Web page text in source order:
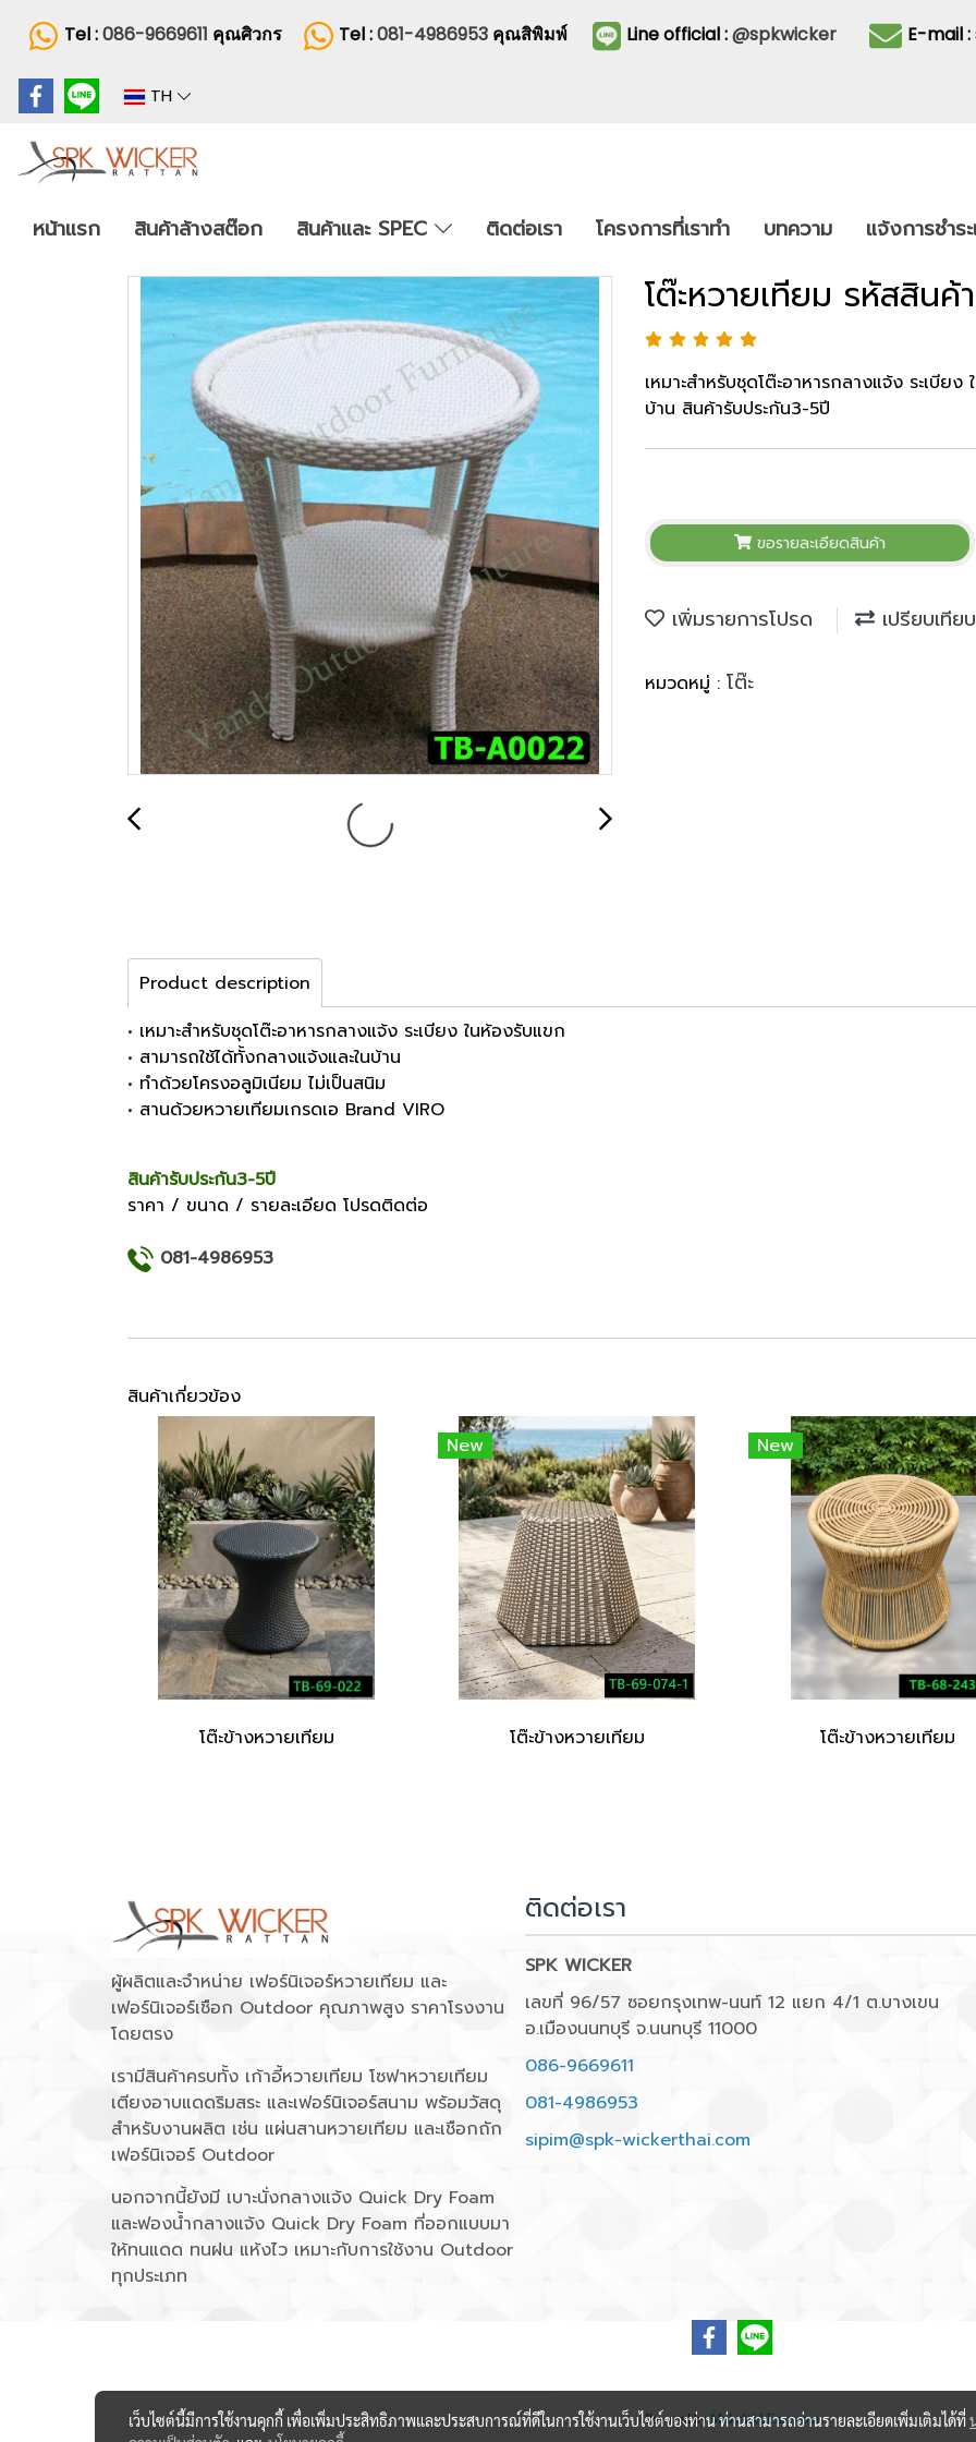
Tel :086-9669611 คุณศิวกร Tel :081-4986953 คุณสิพิมพ์ Line official :@spkwicker E-mail
TH
หน้าแรก สินค้าล้างสต๊อก สินค้าและ SPEC ติดต่อเรา โครงการที่เราทำ บทความ แจ้งการชำร
โต๊ะหวายเทียม รหัสสิน
เหมาะสำหรับชุดโต๊ะอาหารกลางแจ้ง ระเบีย
บ้าน สินค้ารับประกัน3-5ปี
ขอรายละเอียดสินค้า
เพิ่มรายการโปรด เปรียบเทียบ
หมวดหมู่ : โต๊ะ
Product description
• เหมาะสำหรับชุดโต๊ะอาหารกลางแจ้ง ระเบียง ในห้องรับแขก
• สามารถใช้ได้ทั้งกลางแจ้งและในบ้าน
• ทำด้วยโครงอลูมิเนียม ไม่เป็นสนิม
• สานด้วยหวายเทียมเกรดเอ Brand VIRO
สินค้ารับประกัน3-5ปี
ราคา / ขนาด / รายละเอียด โปรดติดต่อ
081-4986953
สินค้าเกี่ยวข้อง
โต๊ะข้างหวายเทียม
New
โต๊ะข้างหวายเทียม
New
โต๊ะข้างหวายเทียม
ผู้ผลิตและจำหน่าย เฟอร์นิเจอร์หวายเทียม และ
เฟอร์นิเจอร์เชือก Outdoor คุณภาพสูง ราคาโรงงาน
โดยตรง
เรามีสินค้าครบทั้ง เก้าอี้หวายเทียม โซฟาหวายเทียม
เตียงอาบแดดริมสระ และเฟอร์นิเจอร์สนาม พร้อมวัสดุ
สำหรับงานผลิต เช่น แผ่นสานหวายเทียม และเชือกถัก
เฟอร์นิเจอร์ Outdoor
นอกจากนี้ยังมี เบาะนั่งกลางแจ้ง Quick Dry Foam
และฟองน้ำกลางแจ้ง Quick Dry Foam ที่ออกแบบมา
ให้ทนแดด ทนฝน แห้งไว เหมาะกับการใช้งาน Outdoor
ทุกประเภท
ติดต่อเรา
SPK WICKER
เลขที่ 96/57 ซอยกรุงเทพ-นนท์ 12 แยก 4/1 ต.บางเขน
อ.เมืองนนทบุรี จ.นนทบุรี 11000
086-9669611
081-4986953
sipim@spk-wickerthai.com
Powered byMakeWebEasy.com
เว็บไซต์นี้มีการใช้งานคุกกี้ เพื่อเพิ่มประสิทธิภาพและประสบการณ์ที่ดีในการใช้งานเว็บไซต์ของท่าน ท่านสามารถอ่านรายละเอียดเพิ่มเติมได้ที่